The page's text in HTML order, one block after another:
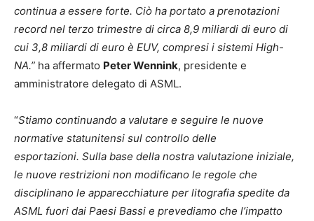
continua a essere forte. Ciò ha portato a prenotazioni
record nel terzo trimestre di circa 8,9 miliardi di euro di
cui 3,8 miliardi di euro è EUV, compresi i sistemi High-
NA.” ha affermato Peter Wennink, presidente e
amministratore delegato di ASML.
“Stiamo continuando a valutare e seguire le nuove
normative statunitensi sul controllo delle
esportazioni. Sulla base della nostra valutazione iniziale,
le nuove restrizioni non modificano le regole che
disciplinano le apparecchiature per litografia spedite da
ASML fuori dai Paesi Bassi e prevediamo che l’impatto